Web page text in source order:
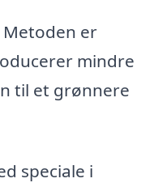
Metoden er
mindre
til et grønnere
speciale i